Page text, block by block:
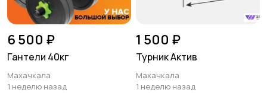
6 500 ₽
Гантели 40кг
Махачкала
1 неделю назад
1 500 ₽
Турник Актив
Махачкала
1 неделю назад